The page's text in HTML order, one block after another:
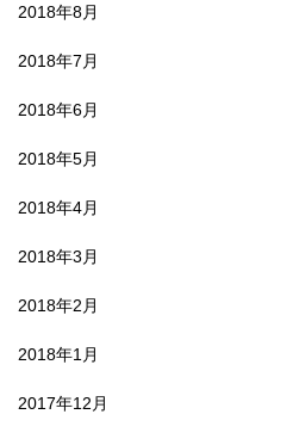
2018年8月
2018年7月
2018年6月
2018年5月
2018年4月
2018年3月
2018年2月
2018年1月
2017年12月